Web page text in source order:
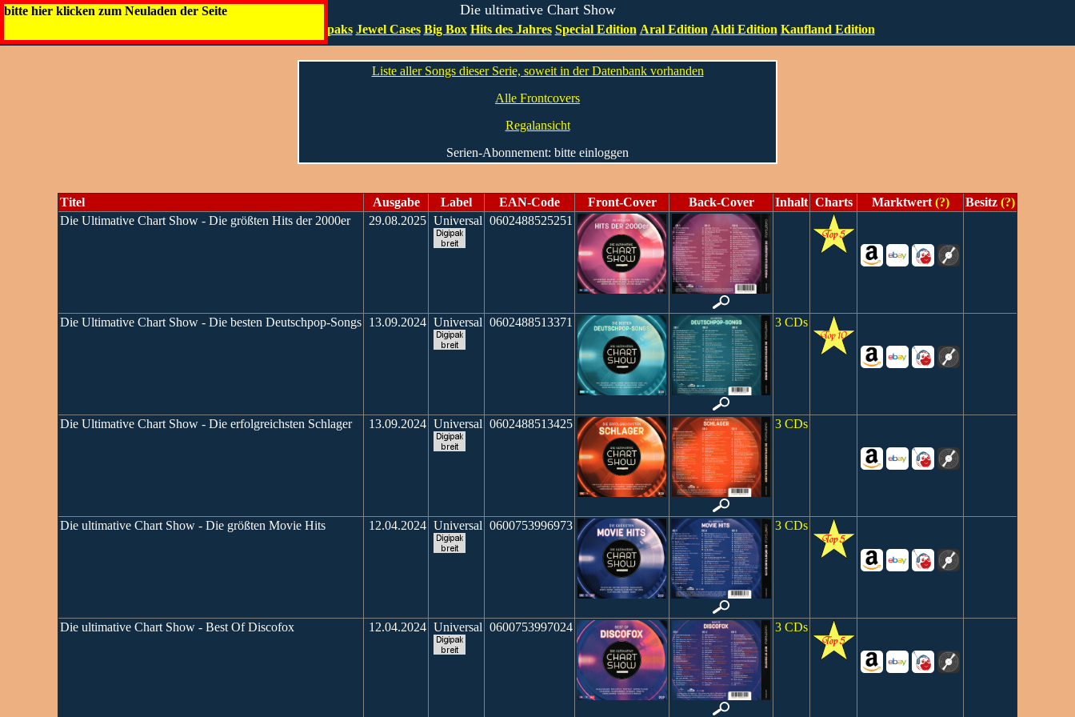
bitte hier klicken zum Neuladen der Seite Die ultimative Chart Show
Digipaks Jewel Cases Big Box Hits des Jahres Special Edition Aral Edition Aldi Edition Kaufland Edition
Liste aller Songs dieser Serie, soweit in der Datenbank vorhanden
Alle Frontcovers
Regalansicht
Serien-Abonnement: bitte einloggen
Titel Ausgabe Label EAN-Code Front-Cover Back-Cover Inhalt Charts Marktwert(?) Besitz (?)
Die Ultimative Chart Show - Die größten Hits der 2000er
29.08.2025 Universal 0602488525251
Die Ultimative Chart Show - Die besten Deutschpop-Songs 13.09.2024 Universal 0602488513371 3 CDs
Die Ultimative Chart Show - Die erfolgreichsten Schlager 13.09.2024 Universal 0602488513425 3 CDs
Die ultimative Chart Show - Die größten Movie Hits 12.04.2024 Universal 0600753996973 3 CDs
Die ultimative Chart Show - Best Of Discofox 12.04.2024 Universal 0600753997024 3 CDs